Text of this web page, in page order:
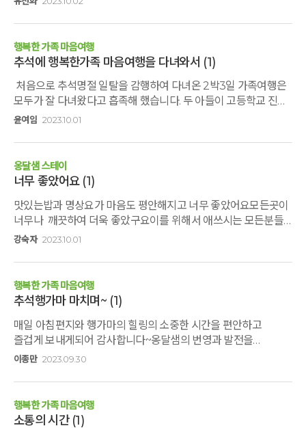
명절이 되었다. 같이 춤추며 웃을수 있었고 서로에게 위로와
칭찬을 전할수 있어서 행복한 시간이었다. 가족들이 웃는 모습을
가장 많이 본 시간이었고 며느리들도 함께 즐거운 시간을 보낸
명절이었다.
행복한 가족 마음여행
추석에 행복한가족 마음여행을 다녀와서 (1)
처음으로 추석명절 일탈을 감행하여 다녀온 2박3일 가족여행은
모두가 잘 다녀왔다고 흡족해 했습니다. 두 아들이 고등학교 진학
후 떨어져 지낸 10여년 동안 거의 집에 왔다가는 손님처럼
계절에, 각자 바쁜 일 잠시 내려놓고, 담소의 시간도 갖고,
옹달샘에서 각기 다른 사연을 지닌 가족들과 함께하는 특별한
경험도 하고, 여러 명상도 함께 하며, 그냥 같은 공간 같은 시간
함께 하는 것 만으로도 좋았던 시간이었습니다. 아침지기분들의
진심과 정성에 감사드리며 행가마에 직접 혹은 간접적으로
참여한 모든 분들에게 잊지못할 또 하나의 추억으로 남길 바라며
2023년 9월 29일 추석 보름달 소원이 이루어지길 바랍니다~
윤여임 2023.10.01
옹달샘 스테이
너무 좋았어요 (1)
맛있는밥과 명상요가 마음도 평안해지고 너무 좋았어요모든곳이
너무나 깨끗하여 더욱 좋았구요이를 위해서 애쓰시는 모든분들
감사합니다
강숙자 2023.10.01
행복한 가족 마음여행
추석행가마 마치며~ (1)
매일 아침편지와 행가마의 힐링의 소중한 시간을 편안하고
즐겁게 보내게되어 감사합니다~옹달샘의 번영과 발전을
기원합니다~^^
이종만 2023.09.30
행복한 가족 마음여행
소통의 시간 (1)